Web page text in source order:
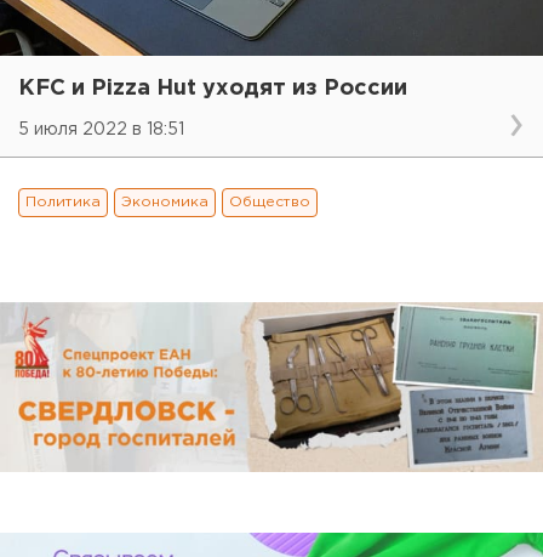
KFC и Pizza Hut уходят из России
5 июля 2022 в 18:51
Политика Экономика Общество